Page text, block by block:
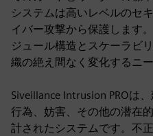
システムは高いレベルのセ
イバー攻撃から保護します
ジュール構造とスケーラビ
織の絶え間なく変化するニ
Siveillance Intrusion PROは
行為、妨害、その他の潜在
計されたシステムです。不